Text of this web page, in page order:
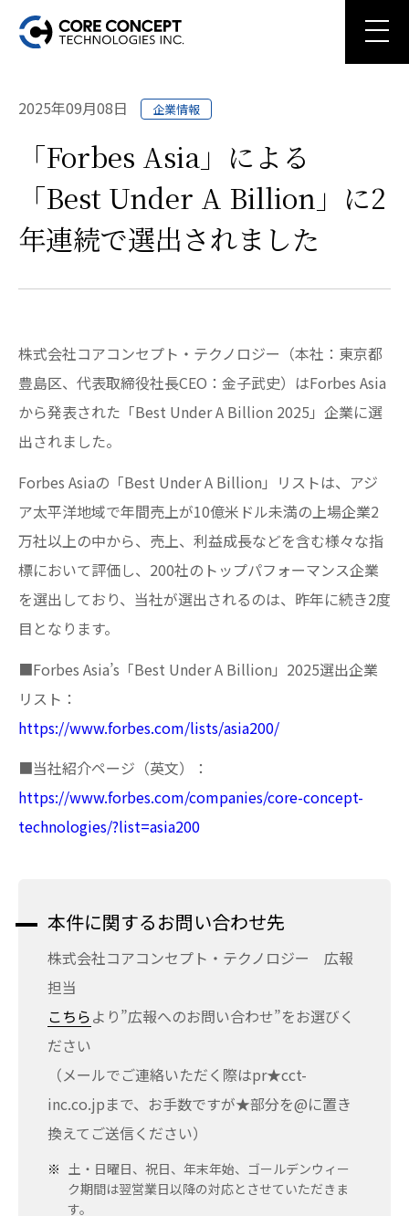
2025年09月08日 企業情報
「Forbes Asia」による
「Best Under A Billion」に2
年連続で選出されました
株式会社コアコンセプト・テクノロジー（本社：東京都
豊島区、代表取締役社長CEO：金子武史）はForbes Asia
から発表された「Best Under A Billion 2025」企業に選
出されました。
Forbes Asiaの「Best Under A Billion」リストは、アジ
ア太平洋地域で年間売上が10億米ドル未満の上場企業2
万社以上の中から、売上、利益成長などを含む様々な指
標において評価し、200社のトップパフォーマンス企業
を選出しており、当社が選出されるのは、昨年に続き2度
目となります。
■Forbes Asia’s「Best Under A Billion」2025選出企業
リスト：
https://www.forbes.com/lists/asia200/
■当社紹介ページ（英文）：
https://www.forbes.com/companies/core-concept-
technologies/?list=asia200
本件に関するお問い合わせ先
株式会社コアコンセプト・テクノロジー 広報
担当
こちらより”広報へのお問い合わせ”をお選びく
ださい
（メールでご連絡いただく際はpr★cct-
inc.co.jpまで、お手数ですが★部分を@に置き
換えてご送信ください）
土・日曜日、祝日、年末年始、ゴールデンウィー
ク期間は翌営業日以降の対応とさせていただきま
す。